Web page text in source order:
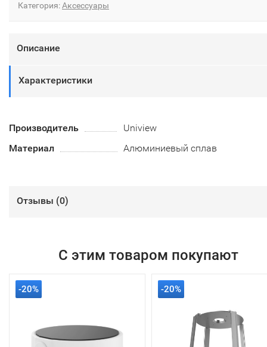
Категория:Аксессуары
Описание
Характеристики
Производитель
Uniview
Материал
Алюминиевый сплав
Отзывы (0)
С этим товаром покупают
-20% -20%